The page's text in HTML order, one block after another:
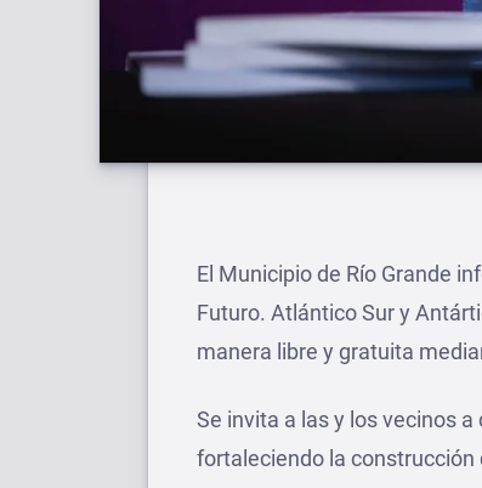
El Municipio de Río Grande
Futuro. Atlántico Sur y
manera libre y gratuita
Se invita a las y los vecinos
fortaleciendo la